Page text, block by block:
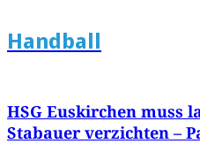
Handball
HSG Euskirchen muss
Stabauer verzichten –